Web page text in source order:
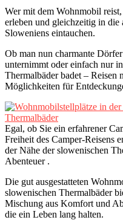
Wer mit dem Wohnmobil
erleben und gleichzeitig in die
Sloweniens eintauchen.
Ob man nun charmante
unternimmt oder einfach nur
Thermalbäder badet – Reisen
Möglichkeiten für
Egal, ob Sie ein erfahrener
Freiheit des Camper-Reisens
der Nähe der slowenischen
Abenteuer .
Die gut ausgestatteten
slowenischen Thermalbäder
Mischung aus Komfort und
die ein Leben lang halten.